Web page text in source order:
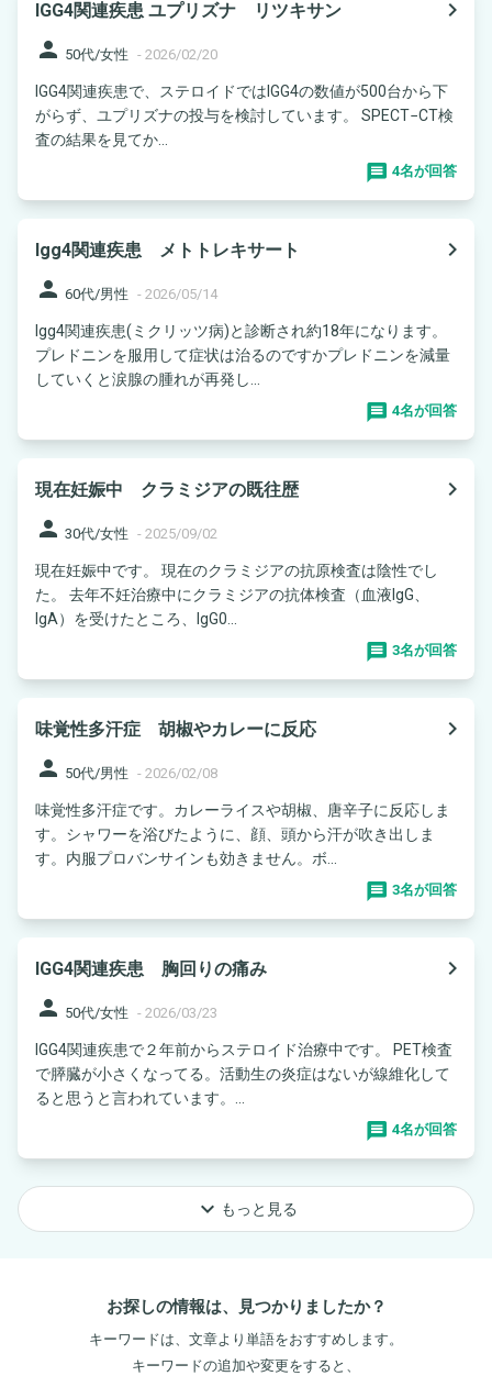
IGG4関連疾患 ユプリズナ リツキサン
navigate_next
person 50代/女性 - 2026/02/20
IGG4関連疾患で、ステロイドではIGG4の数値が500台から下
がらず、ユプリズナの投与を検討しています。 SPECT−CT検
査の結果を見てか...
4名が回答
Igg4関連疾患 メトトレキサート
navigate_next
person 60代/男性 - 2026/05/14
Igg4関連疾患(ミクリッツ病)と診断され約18年になります。
プレドニンを服用して症状は治るのですかプレドニンを減量
していくと涙腺の腫れが再発し...
4名が回答
現在妊娠中 クラミジアの既往歴
navigate_next
person 30代/女性 - 2025/09/02
現在妊娠中です。 現在のクラミジアの抗原検査は陰性でし
た。 去年不妊治療中にクラミジアの抗体検査（血液IgG、
IgA）を受けたところ、IgG0...
3名が回答
味覚性多汗症 胡椒やカレーに反応
navigate_next
person 50代/男性 - 2026/02/08
味覚性多汗症です。カレーライスや胡椒、唐辛子に反応しま
す。シャワーを浴びたように、顔、頭から汗が吹き出しま
す。内服プロバンサインも効きません。ボ...
3名が回答
IGG4関連疾患 胸回りの痛み
navigate_next
person 50代/女性 - 2026/03/23
IGG4関連疾患で２年前からステロイド治療中です。 PET検査
で膵臓が小さくなってる。活動生の炎症はないが線維化して
ると思うと言われています。...
4名が回答
keyboard_arrow_down もっと見る
お探しの情報は、見つかりましたか？
キーワードは、文章より単語をおすすめします。
キーワードの追加や変更をすると、